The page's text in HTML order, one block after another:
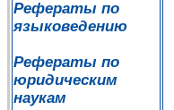
Рефераты по
языковедению
Рефераты по
юридическим
наукам